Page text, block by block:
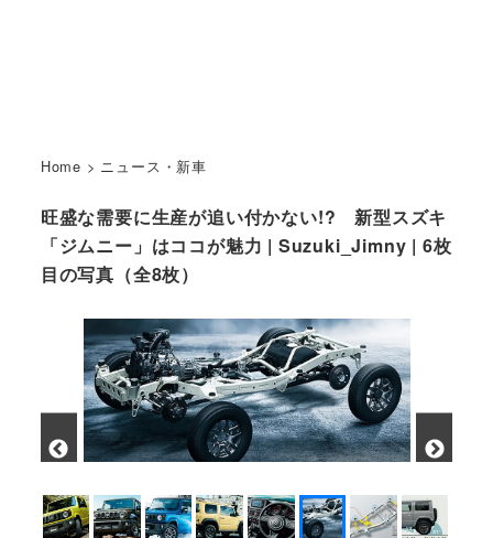
Home > ニュース・新車
旺盛な需要に生産が追い付かない!? 新型スズキ
「ジムニー」はココが魅力 | Suzuki_Jimny | 6枚
目の写真（全8枚）